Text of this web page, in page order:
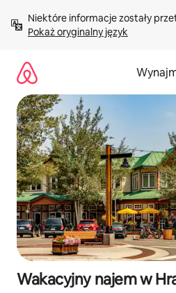
treści Pokaż oryginalny język
Wakacyjny najem w